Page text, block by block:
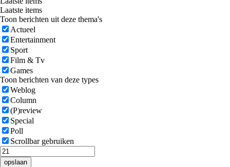
Laatste items
Toon berichten uit deze thema's
Actueel
Entertainment
Sport
Film & Tv
Games
Toon berichten van deze types
Weblog
Column
(P)review
Special
Poll
Scrollbar gebruiken
opslaan